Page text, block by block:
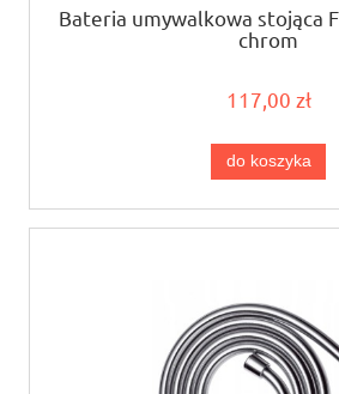
Bateria umywalkowa stojąca
chrom
117,00 zł
do koszyka